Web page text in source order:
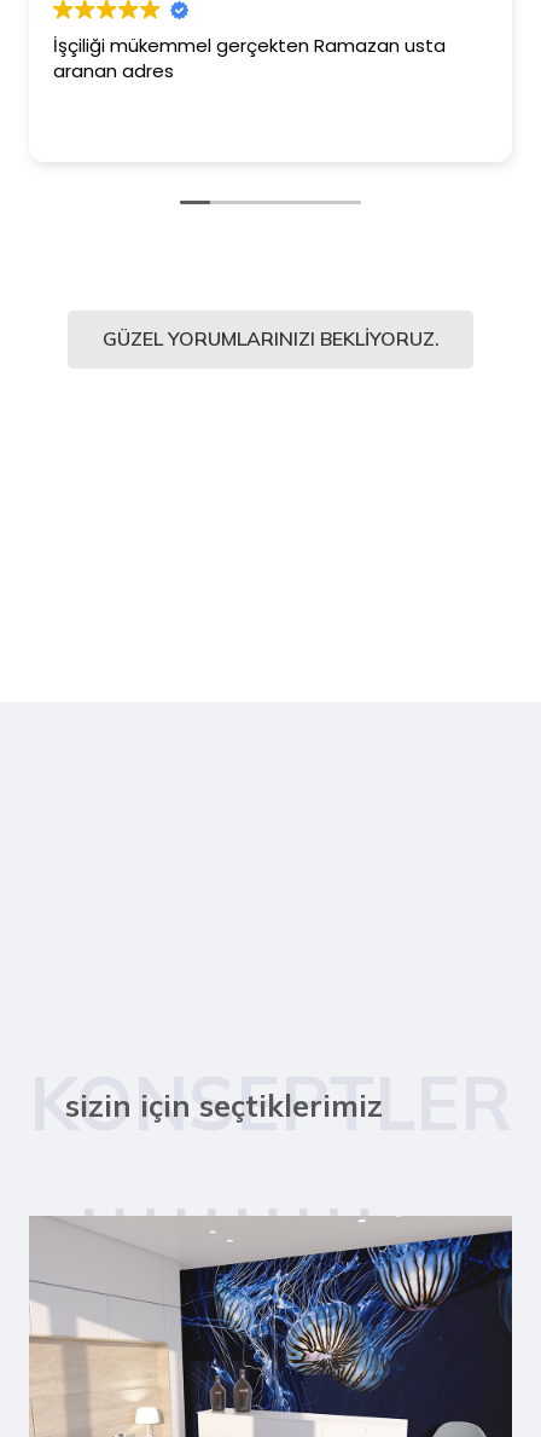
İşçiliği mükemmel gerçekten Ramazan usta
aranan adres
GÜZEL YORUMLARINIZI BEKLIYORUZ.
KONSEPTLER
sizin için seçtiklerimiz